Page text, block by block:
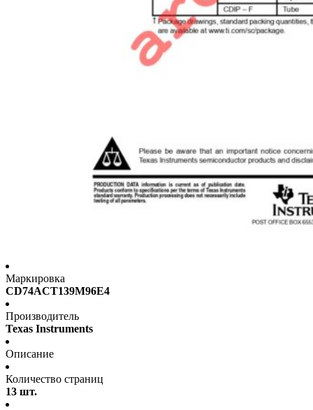
Маркировка
CD74ACT139M96E4
Производитель
Texas Instruments
Описание
Количество страниц
13 шт.